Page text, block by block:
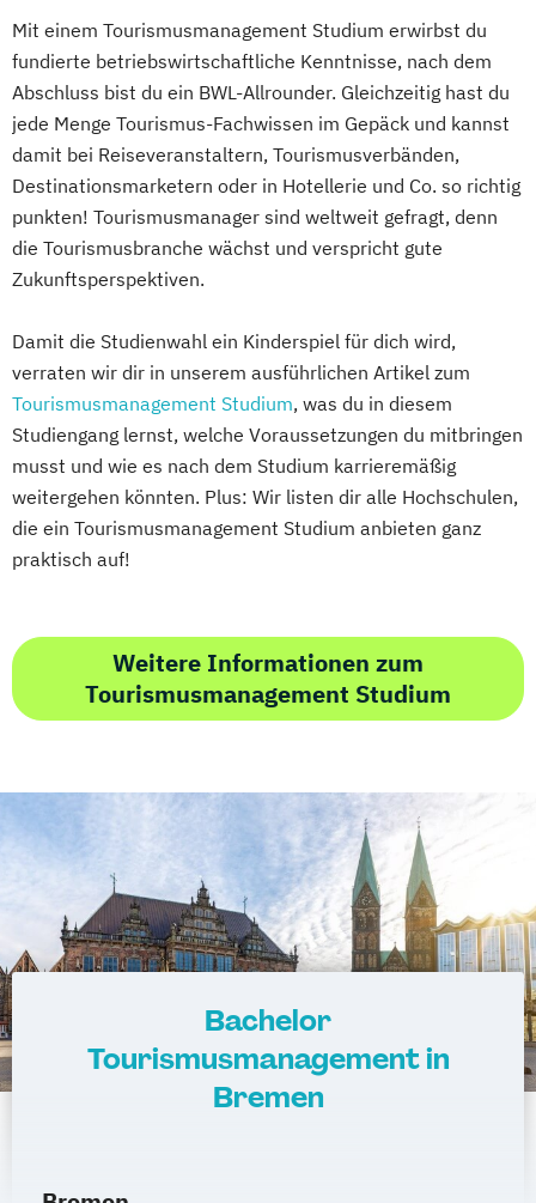
Mit einem Tourismusmanagement Studium erwirbst du
fundierte betriebswirtschaftliche Kenntnisse, nach dem
Abschluss bist du ein BWL-Allrounder. Gleichzeitig hast du
jede Menge Tourismus-Fachwissen im Gepäck und kannst
damit bei Reiseveranstaltern, Tourismusverbänden,
Destinationsmarketern oder in Hotellerie und Co. so richtig
punkten! Tourismusmanager sind weltweit gefragt, denn
die Tourismusbranche wächst und verspricht gute
Zukunftsperspektiven.
Damit die Studienwahl ein Kinderspiel für dich wird,
verraten wir dir in unserem ausführlichen Artikel zum
Tourismusmanagement Studium, was du in diesem
Studiengang lernst, welche Voraussetzungen du mitbringen
musst und wie es nach dem Studium karrieremäßig
weitergehen könnten. Plus: Wir listen dir alle Hochschulen,
die ein Tourismusmanagement Studium anbieten ganz
praktisch auf!
Weitere Informationen zum
Tourismusmanagement Studium
Bachelor
Tourismusmanagement in
Bremen